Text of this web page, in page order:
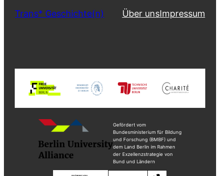
Trans* Geschichte(n) Über unsImpressum
Gefördert vom
Bundesministerium für Bildung
und Forschung (BMBF) und
dem Land Berlin im Rahmen
der Exzellenzstrategie von
Bund und Ländern